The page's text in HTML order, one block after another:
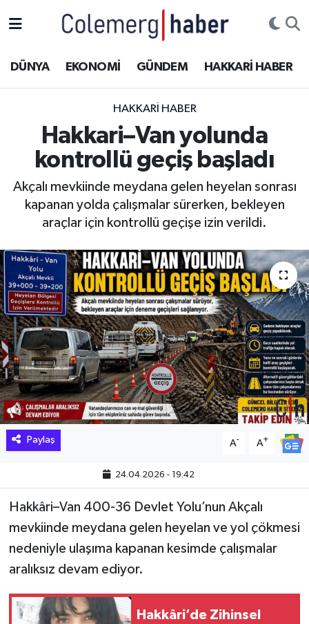
DÜNYA EKONOMİ GÜNDEM HAKKARİ HABER
HAKKARI HABER
Hakkari–Van yolunda
kontrollü geçiş başladı
Akçalı mevkiinde meydana gelen heyelan sonrası
kapanan yolda çalışmalar sürerken, bekleyen
araçlar için kontrollü geçişe izin verildi.
Paylaş A- A+
24.04.2026 - 19:42
Hakkâri–Van 400-36 Devlet Yolu’nun Akçalı
mevkiinde meydana gelen heyelan ve yol çökmesi
nedeniyle ulaşıma kapanan kesimde çalışmalar
aralıksız devam ediyor.
Hakkâri’de Zihinsel
ASAYİŞ
DOĞA
DÜNYA
EĞİTİM
EKONOMİ
GÜNDEM
Hakkari Haber
İLGİNÇ HABERLER
KADIN
KÜLTÜR SANAT
MAKALE
POLİTİKA
SAĞLIK
Hakkâri Hava Durumu
Hakkari Namaz Vakitleri
Hakkâri Trafik Yoğunluk Haritası
Süper Lig Puan Durumu ve Fikstür
Tüm Manşetler
Son Dakika Haberleri
Haber Arşivi